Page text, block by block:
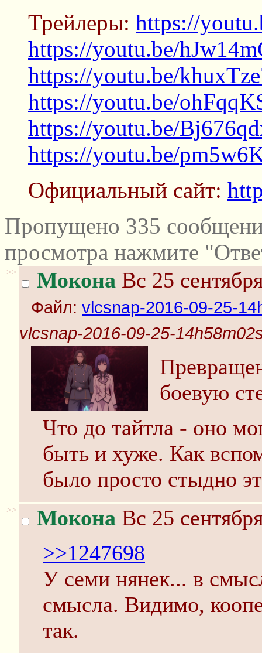
Трейлеры: https://
https://youtu.be/
https://youtu.be/
https://youtu.be/
https://youtu.be/
https://youtu.be/
Официальный сайт:
Пропущено 335
просмотра нажмите
>> Мокона Вс 25
Файл: vlcsnap-2016-09-25-
vlcsnap-2016-09-25-
боевую
Что до тайтла - оно
быть и хуже. Как
было просто стыдно
>> Мокона Вс 25
>>1247698
У семи нянек... в
смысла. Видимо,
так.